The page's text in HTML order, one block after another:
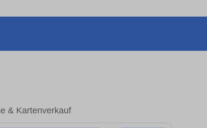
& Kartenverkauf